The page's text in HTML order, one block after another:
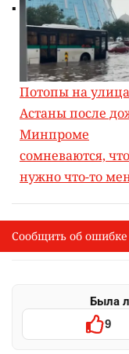
Потопы на
Астаны после
Минпроме
сомневаются, что
нужно что-то
I
Сообщить об опечатке
Выделите фрагмент
Была
9
Сообщить об ошибке